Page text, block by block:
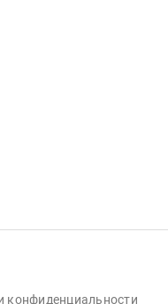
конфиденциальности